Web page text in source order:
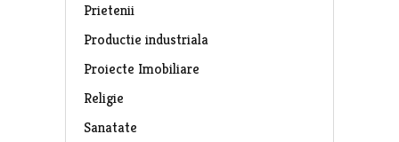
Prietenii
Productie industriala
Proiecte Imobiliare
Religie
Sanatate